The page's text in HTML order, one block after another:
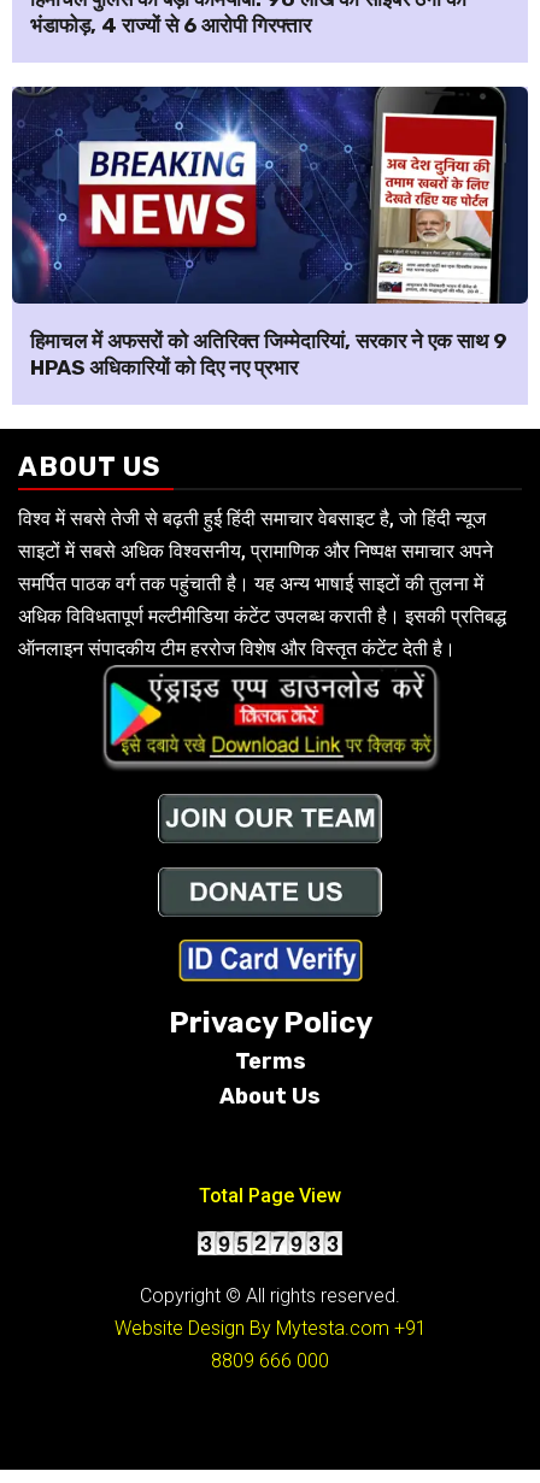
भंडाफोड़, 4 राज्यों से 6 आरोपी गिरफ्तार
हिमाचल में अफसरों को अतिरिक्त जिम्मेदारियां, सरकार ने एक साथ 9
HPAS अधिकारियों को दिए नए प्रभार
ABOUT US
विश्व में सबसे तेजी से बढ़ती हुई हिंदी समाचार वेबसाइट है, जो हिंदी न्यूज
साइटों में सबसे अधिक विश्वसनीय, प्रामाणिक और निष्पक्ष समाचार अपने
समर्पित पाठक वर्ग तक पहुंचाती है। यह अन्य भाषाई साइटों की तुलना में
अधिक विविधतापूर्ण मल्टीमीडिया कंटेंट उपलब्ध कराती है। इसकी प्रतिबद्ध
ऑनलाइन संपादकीय टीम हररोज विशेष और विस्तृत कंटेंट देती है।
Privacy Policy
Terms
About Us
Total Page View
Copyright © All rights reserved.
Website Design By Mytesta.com +91
8809 666 000